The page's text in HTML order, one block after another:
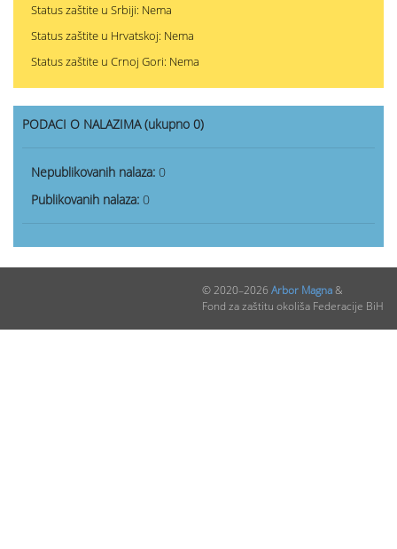
Status zaštite u Srbiji: Nema
Status zaštite u Hrvatskoj: Nema
Status zaštite u Crnoj Gori: Nema
PODACI O NALAZIMA (ukupno 0)
Nepublikovanih nalaza: 0
Publikovanih nalaza: 0
© 2020–2026 Arbor Magna&
Fond za zaštitu okoliša Federacije BiH